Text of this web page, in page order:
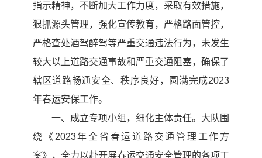
指示精神，不断加大工作力度，采取有效措施，
狠抓源头管理，强化宣传教育，严格路面管控，
严格查处酒驾醉驾等严重交通违法行为，未发生
较大以上道路交通事故和严重交通阻塞，确保了
辖区道路畅通安全、秩序良好，圆满完成2023
年春运安保工作。
一、成立专项小组，细化主体责任。大队围
绕《2023年全省春运道路交通管理工作方
案》，全力以赴开展春运交通安全管理的各项工